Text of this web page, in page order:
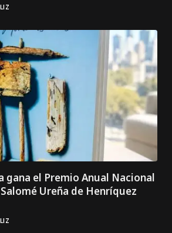
gana el Premio Anual Nacional
Ureña de Henríquez